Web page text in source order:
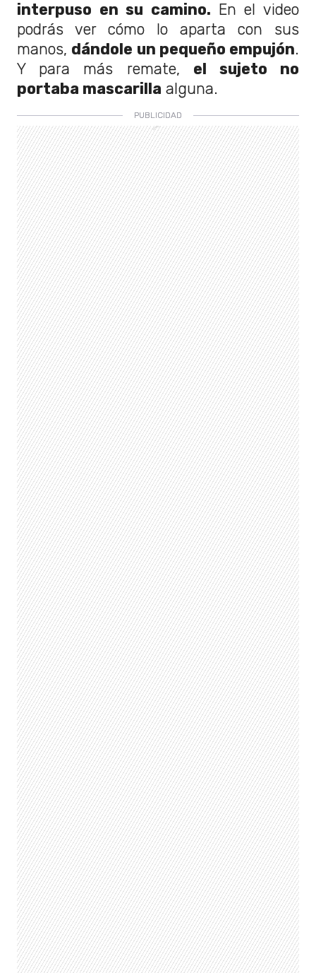
interpuso en su camino. En el video
podrás ver cómo lo aparta con sus
manos, dándole un pequeño empujón.
Y para más remate, el sujeto no
portaba mascarilla alguna.